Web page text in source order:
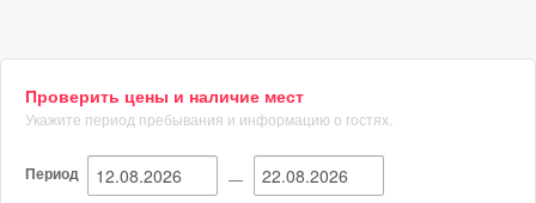
Проверить цены и наличие мест
Укажите период пребывания и информацию о гостях.
Период —